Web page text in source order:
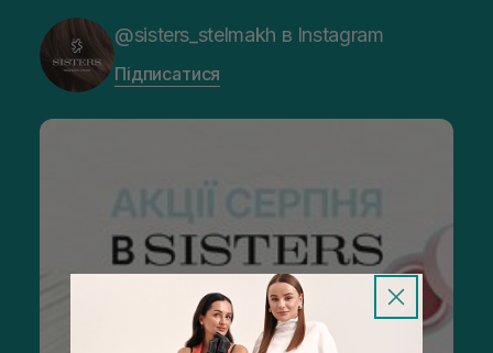
@sisters_stelmakh в Instagram
Підписатися